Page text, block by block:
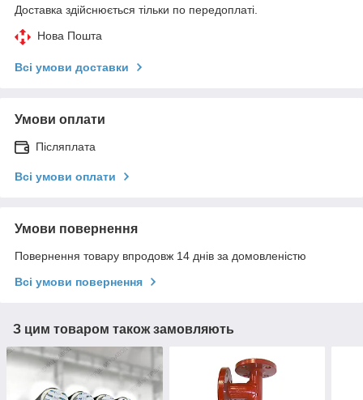
Доставка здійснюється тільки по передоплаті.
Нова Пошта
Всі умови доставки
Умови оплати
Післяплата
Всі умови оплати
Умови повернення
Повернення товару впродовж 14 днів за домовленістю
Всі умови повернення
З цим товаром також замовляють